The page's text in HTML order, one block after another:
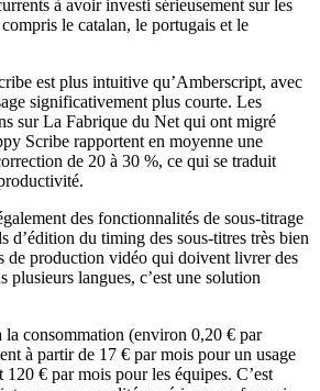
à avoir investi sérieusement sur les
le catalan, le portugais et le
est plus intuitive qu’Amberscript, avec
significativement plus courte. Les
sur La Fabrique du Net qui ont migré
Scribe rapportent en moyenne une
de 20 à 30 %, ce qui se traduit
des fonctionnalités de sous-titrage
d’édition du timing des sous-titres très bien
de production vidéo qui doivent livrer des
plusieurs langues, c’est une solution
la consommation (environ 0,20 € par
à partir de 17 € par mois pour un usage
€ par mois pour les équipes. C’est